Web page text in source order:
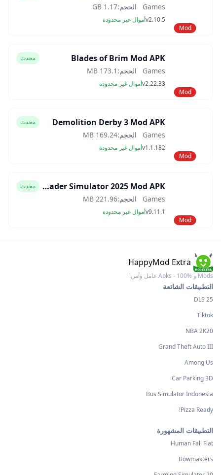
Mod
Games الحجم:1.17 GB
v2.10.5أموال غير محدودة
Mod
Blades of Brim Mod APK محدث
Games الحجم: 173.1 MB
v2.22.33أموال غير محدودة
Mod
Demolition Derby 3 Mod APK محدث
Games الحجم:169.24 MB
v1.1.182أموال غير محدودة
Mod
Car Trader Simulator 2025 Mod APK محدث
Games الحجم:221.96 MB
v9.11.1أموال غير محدودة
HappyMod Extra
Mods و Apks - 100% عامل وآمن!
التطبيقات الشائعة
DLS 25
Tiktok
NBA 2K20
Grand Theft Auto III
Among Us
Car Parking 3D
Bus Simulator Indonesia
Pizza Ready!
التطبيقات المشهورة
Human Fall Flat
Bowmasters